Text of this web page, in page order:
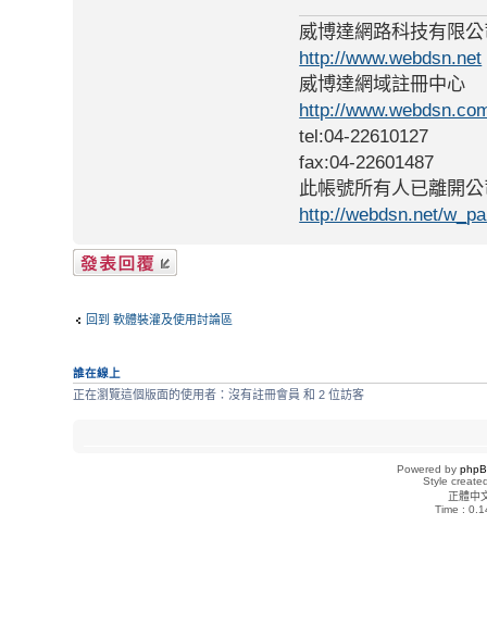
威博達網路科技有限
http://www.webdsn.net
威博達網域註冊中心
http://
tel:04-22610127
fax:04-22601487
此帳號所有人已離開
http://webdsn.net/
發表回覆
回到 軟體裝灌及使用討論區
誰在線上
正在瀏覽這個版面的使用者：沒有註冊會員 和 2 位訪客
Powered by
Style
正體中
Time :